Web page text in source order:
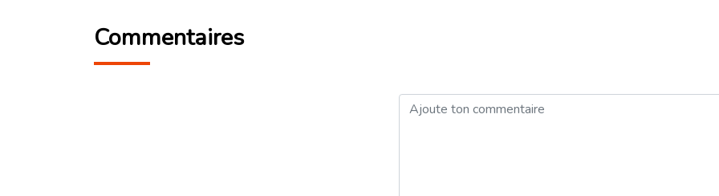
Commentaires